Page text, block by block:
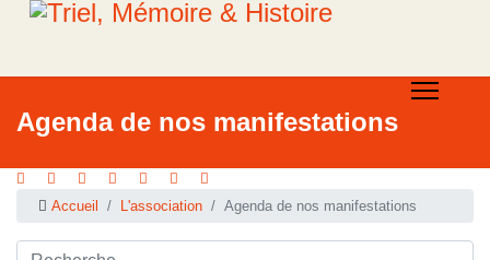
Agenda de nos manifestations
Accueil L'association Agenda de nos manifestations
Rechercher ...